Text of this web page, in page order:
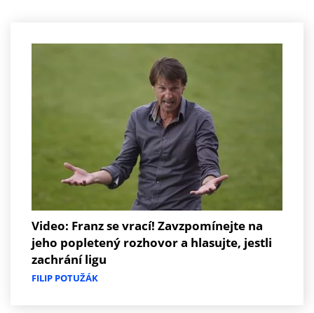
Video: Franz se vrací! Zavzpomínejte na
jeho popletený rozhovor a hlasujte, jestli
zachrání ligu
FILIP POTUŽÁK